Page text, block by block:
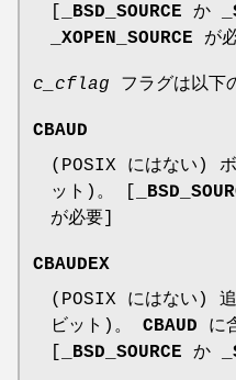
_BSD_SOURCE か
_XOPEN_SOURCE が
c_cflag フラグは以下
CBAUD
(POSIX にはない)
ット)。 [
が必要]
CBAUDEX
(POSIX にはない)
ビット)。 CBAUD に
_BSD_SOURCE か